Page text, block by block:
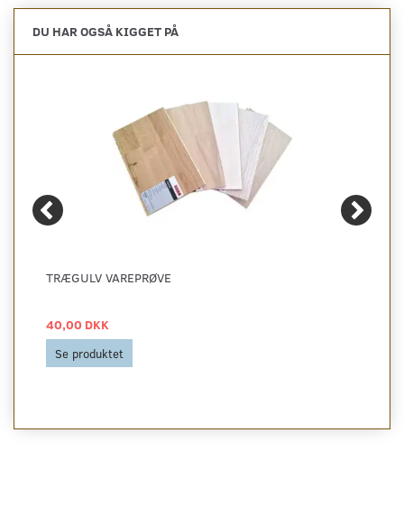
DU HAR OGSÅ KIGGET PÅ
TRÆGULV VAREPRØVE
40,00 DKK
Se produktet